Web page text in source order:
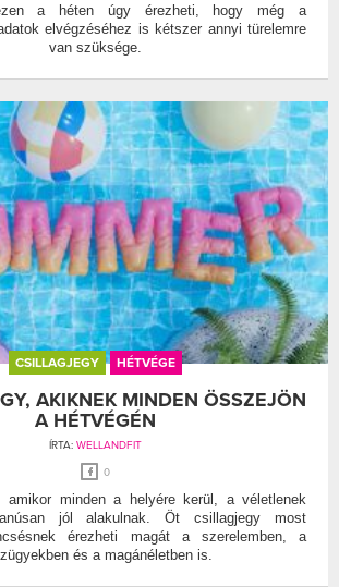
a héten úgy érezheti, hogy még a
elvégzéséhez is kétszer annyi türelemre
van szüksége.
CSILLAGJEGY HÉTVÉGE
AKIKNEK MINDEN ÖSSZEJÖN
A HÉTVÉGÉN
ÍRTA: WELLANDFIT
0
amikor minden a helyére kerül, a véletlenek
jól alakulnak. Öt csillagjegy most
érezheti magát a szerelemben, a
és a magánéletben is.